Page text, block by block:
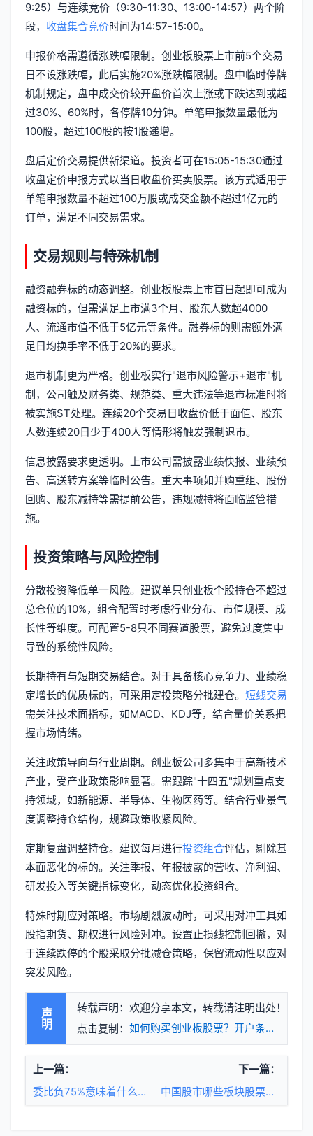
9:25）与连续竞价（9:30-11:30、13:00-14:57）两个阶
段， 收盘集合竞价时间为14:57-15:00。
申报价格需遵循涨跌幅限制。创业板股票上市前5个交易
日不设涨跌幅，此后实施20%涨跌幅限制。盘中临时停牌
机制规定，盘中成交价较开盘价首次上涨或下跌达到或超
过30%、60%时，各停牌10分钟。单笔申报数量最低为
100股，超过100股的按1股递增。
盘后定价交易提供新渠道。投资者可在15:05-15:30通过
收盘定价申报方式以当日收盘价买卖股票。该方式适用于
单笔申报数量不超过100万股或成交金额不超过1亿元的
订单，满足不同交易需求。
交易规则与特殊机制
融资融券标的动态调整。创业板股票上市首日起即可成为
融资标的，但需满足上市满3个月、股东人数超4000
人、流通市值不低于5亿元等条件。融券标的则需额外满
足日均换手率不低于20%的要求。
退市机制更为严格。创业板实行"退市风险警示+退市"机
制，公司触及财务类、规范类、重大违法等退市标准时将
被实施ST处理。连续20个交易日收盘价低于面值、股东
人数连续20日少于400人等情形将触发强制退市。
信息披露要求更透明。上市公司需披露业绩快报、业绩预
告、高送转方案等临时公告。重大事项如并购重组、股份
回购、股东减持等需提前公告，违规减持将面临监管措
施。
投资策略与风险控制
分散投资降低单一风险。建议单只创业板个股持仓不超过
总仓位的10%，组合配置时考虑行业分布、市值规模、成
长性等维度。可配置5-8只不同赛道股票，避免过度集中
导致的系统性风险。
长期持有与短期交易结合。对于具备核心竞争力、业绩稳
定增长的优质标的，可采用定投策略分批建仓。 短线交易
需关注技术面指标，如MACD、KDJ等，结合量价关系把
握市场情绪。
关注政策导向与行业周期。创业板公司多集中于高新技术
产业，受产业政策影响显著。需跟踪"十四五"规划重点支
持领域，如新能源、半导体、生物医药等。结合行业景气
度调整持仓结构，规避政策收紧风险。
定期复盘调整持仓。建议每月进行投资组合评估，剔除基
本面恶化的标的。关注季报、年报披露的营收、净利润、
研发投入等关键指标变化，动态优化投资组合。
特殊时期应对策略。市场剧烈波动时，可采用对冲工具如
股指期货、期权进行风险对冲。设置止损线控制回撤，对
于连续跌停的个股采取分批减仓策略，保留流动性以应对
突发风险。
声明
转载声明：欢迎分享本文，转载请注明出处！
点击复制： 如何购买创业板股票？开户条件与交易
上一篇：
委比负75%意味着什么？股价要开始上涨了吗
下一篇：
中国股市哪些板块股票涨跌幅限制大于10%